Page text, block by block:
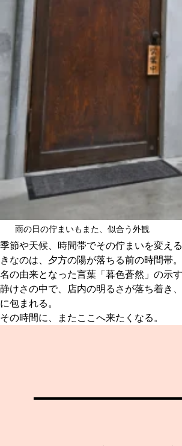
雨の日の佇まいもまた、似合う外観
季節や天候、時間帯でその佇まいを変え
きなのは、夕方の陽が落ちる前の時間帯
名の由来となった言葉「暮色蒼然」の示
静けさの中で、店内の明るさが落ち着き
に包まれる。
その時間に、またここへ来たくなる。